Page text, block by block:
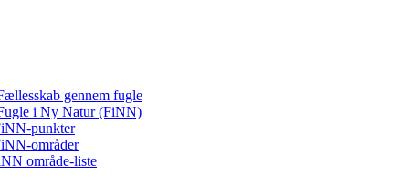
gennem fugle
i Ny Natur (FiNN)
punkter
områder
område-liste